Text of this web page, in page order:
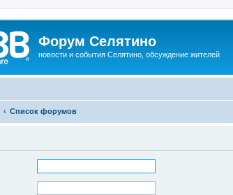
Форум Селятино
новости и события Селятино, обсуждение жителей
Список форумов